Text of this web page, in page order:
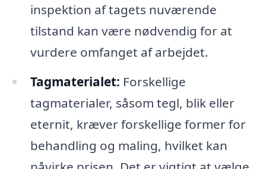
inspektion af tagets nuværende
tilstand kan være nødvendig for at
vurdere omfanget af arbejdet.
Tagmaterialet: Forskellige
tagmaterialer, såsom tegl, blik eller
eternit, kræver forskellige former for
behandling og maling, hvilket kan